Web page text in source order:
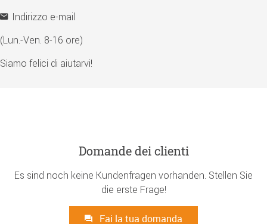
Indirizzo e-mail
(Lun.-Ven. 8-16 ore)
Siamo felici di aiutarvi!
Domande dei clienti
Es sind noch keine Kundenfragen vorhanden. Stellen Sie
die erste Frage!
Fai la tua domanda